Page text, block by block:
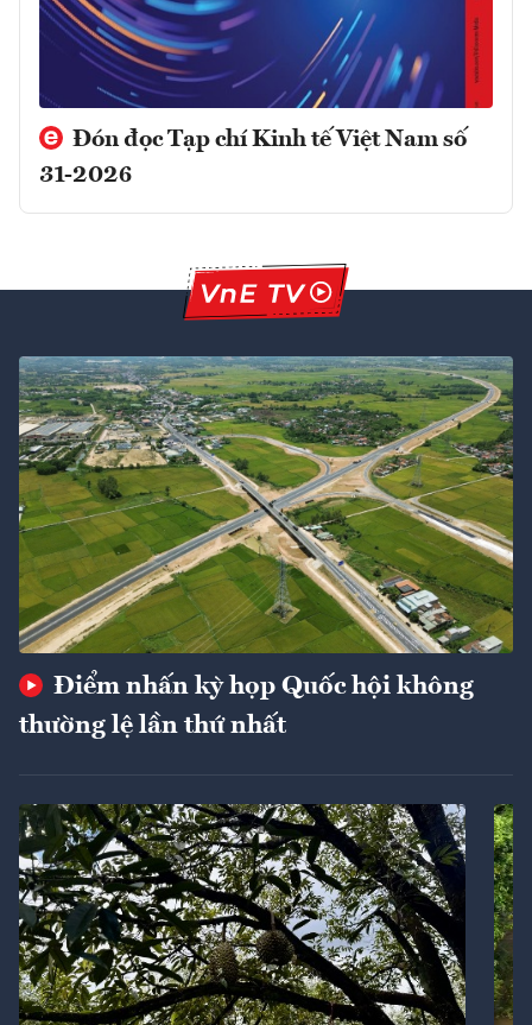
Đón đọc Tạp chí Kinh tế Việt Nam số
31-2026
Điểm nhấn kỳ họp Quốc hội không
thường lệ lần thứ nhất